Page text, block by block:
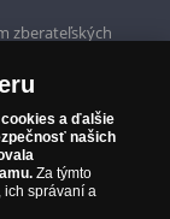
zberateľských
a emitentov
mincovňa,
alebo
a
a v
a ďalšie
našich
Za týmto
ich správaní a